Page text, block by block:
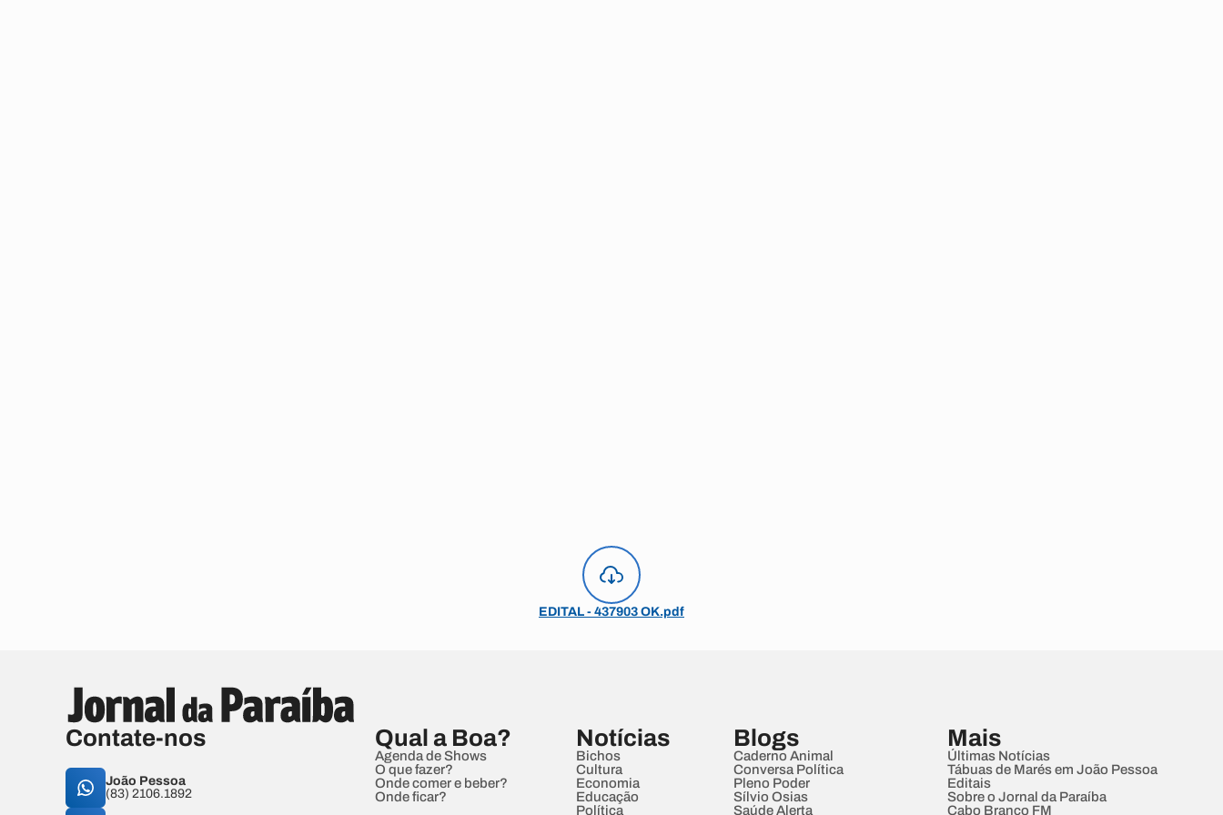
EDITAL - 437903 OK.pdf
Contate-nos
João Pessoa
(83) 2106.1892
Qual a Boa?
Agenda de Shows
O que fazer?
Onde comer e beber?
Onde ficar?
Notícias
Bichos
Cultura
Economia
Educação
Política
Blogs
Caderno Animal
Conversa Política
Pleno Poder
Sílvio Osias
Saúde Alerta
Mais
Últimas Notícias
Tábuas de Marés em João Pessoa
Editais
Sobre o Jornal da Paraíba
Cabo Branco FM